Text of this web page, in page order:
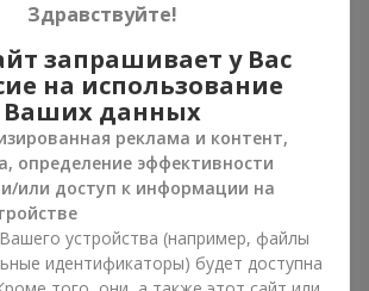
Роза розовая (поштучно)
Заказать
Здравствуйте!
запрашивает у Вас
на использование
Ваших данных
реклама и контент,
определение эффективности
или доступ к информации на
устройства (например, файлы
идентификаторы) будет доступна